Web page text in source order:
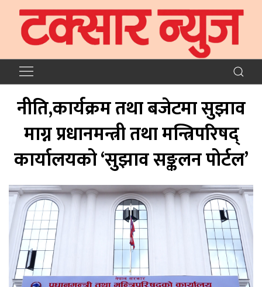
नीति,कार्यक्रम तथा बजेटमा सुझाव
माग्न प्रधानमन्त्री तथा मन्त्रिपरिषद्
कार्यालयको ‘सुझाव सङ्कलन पोर्टल’